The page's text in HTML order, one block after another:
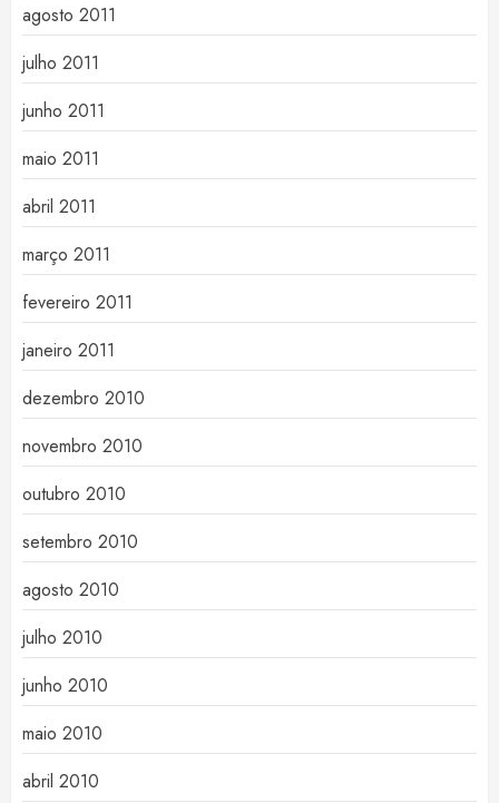
agosto 2011
julho 2011
junho 2011
maio 2011
abril 2011
março 2011
fevereiro 2011
janeiro 2011
dezembro 2010
novembro 2010
outubro 2010
setembro 2010
agosto 2010
julho 2010
junho 2010
maio 2010
abril 2010